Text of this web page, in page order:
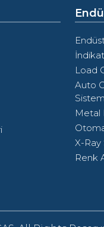
Load
Auto
Metal
X-Ray
Renk